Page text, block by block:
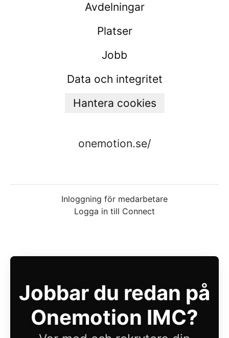
Avdelningar
Platser
Jobb
Data och integritet
Hantera cookies
onemotion.se/
Inloggning för medarbetare
Logga in till Connect
Jobbar du redan på
Onemotion IMC?